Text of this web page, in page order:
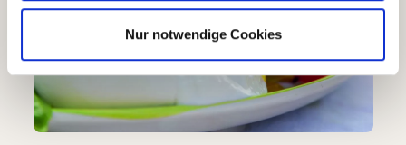
Nur notwendige Cookies